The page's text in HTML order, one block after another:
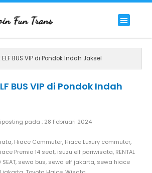
Menu
ELF BUS VIP di Pondok Indah Jaksel
BUS VIP di Pondok Indah
pada : 28 Februari 2024
, Hiace Commuter, Hiace Luxury commuter,
Premio 14 seat, isuzu elf pariwisata, RENTAL
SEAT, sewa bus, sewa elf jakarta, sewa hiace